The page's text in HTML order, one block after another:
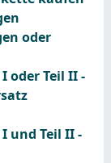
oder
oder Teil II -
und Teil II -